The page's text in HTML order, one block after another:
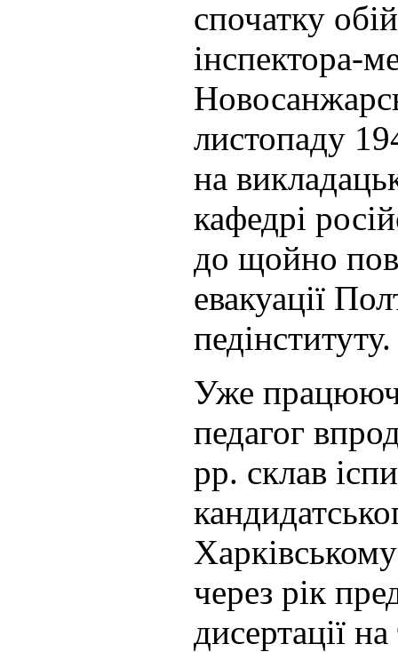
спочатку
інспектора-
листопаду
на
кафедрі
до щойно
евакуації
педінституту.
Уже
педагог
рр. склав
Харківському
через рік
дисертації